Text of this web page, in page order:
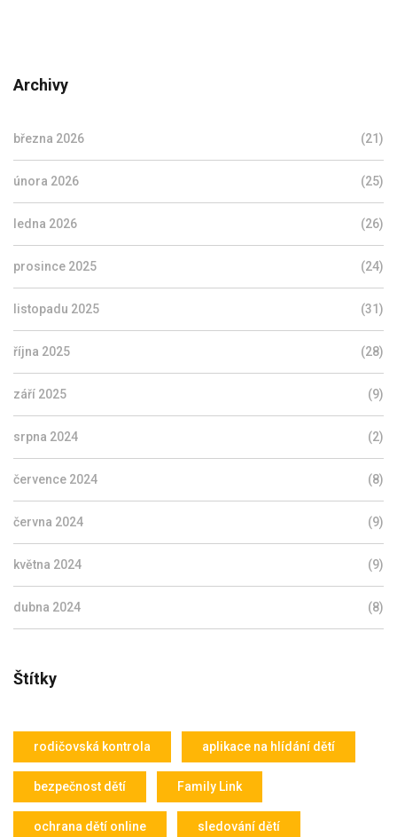
Archivy
března 2026 (21)
února 2026 (25)
ledna 2026 (26)
prosince 2025 (24)
listopadu 2025 (31)
října 2025 (28)
září 2025 (9)
srpna 2024 (2)
července 2024 (8)
června 2024 (9)
května 2024 (9)
dubna 2024 (8)
Štítky
rodičovská kontrola aplikace na hlídání dětí
bezpečnost dětí Family Link
ochrana dětí online sledování dětí